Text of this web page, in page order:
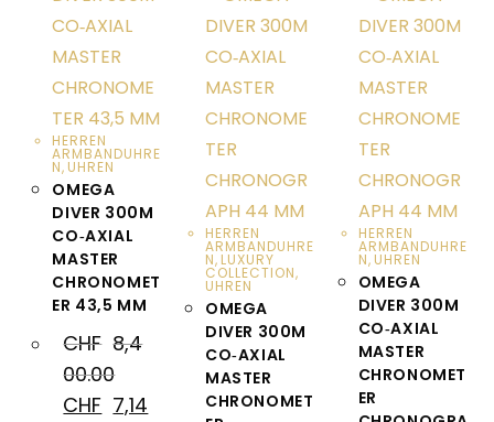
HERREN
ARMBANDUHRE
N, UHREN
OMEGA
DIVER 300M
CO‑AXIAL
MASTER
CHRONOMET
ER 43,5 MM
CHF 8,4
00.00
CHF 7,14
HERREN
ARMBANDUHRE
N, LUXURY
COLLECTION,
UHREN
OMEGA
DIVER 300M
CO‑AXIAL
MASTER
CHRONOMET
HERREN
ARMBANDUHRE
N, UHREN
OMEGA
DIVER 300M
CO‑AXIAL
MASTER
CHRONOMET
ER